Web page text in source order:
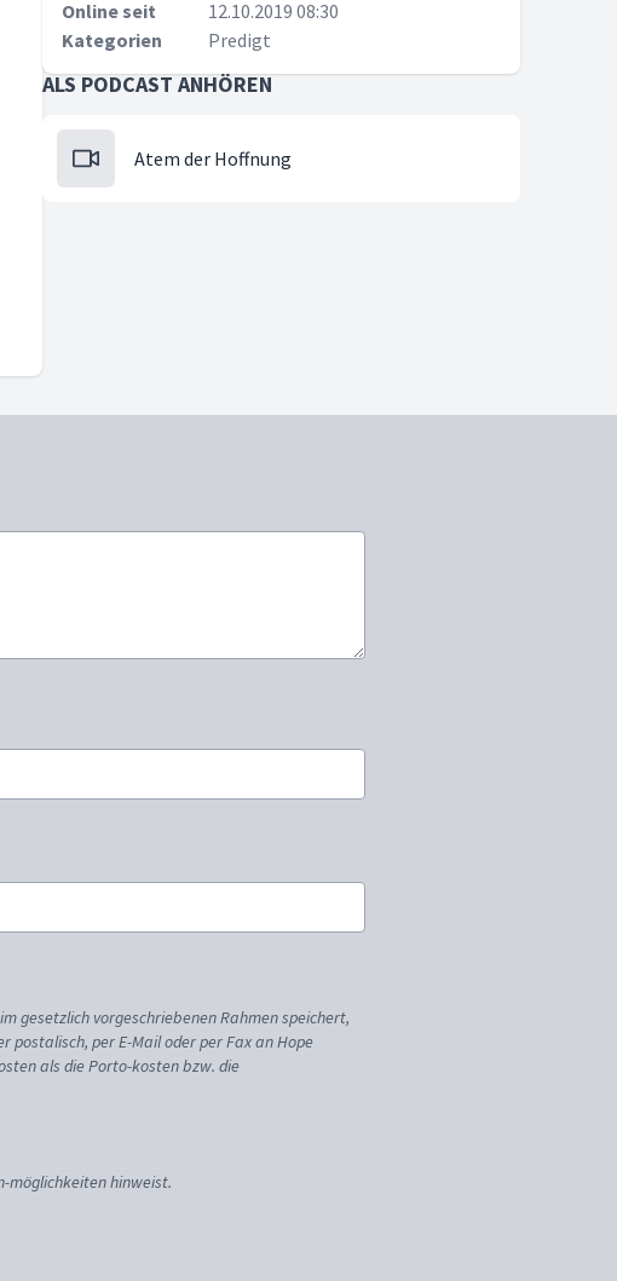
Online seit
12.10.2019 08:30
Kategorien
Predigt
ALS PODCAST ANHÖREN
Atem der Hoffnung
gesetzlich vorgeschriebenen Rahmen speichert,
per E-Mail oder per Fax an Hope
als die Porto-kosten bzw. die
möglichkeiten hinweist.